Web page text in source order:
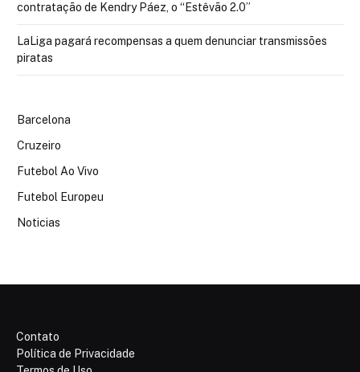
contratação de Kendry Páez, o “Estêvão 2.0”
LaLiga pagará recompensas a quem denunciar transmissões
piratas
Barcelona
Cruzeiro
Futebol Ao Vivo
Futebol Europeu
Noticias
Contato
Política de Privacidade